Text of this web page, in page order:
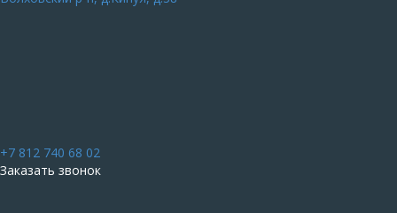
+7 812 740 68 02
Заказать звонок